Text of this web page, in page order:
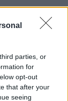
parties, or
for
opt-out
that after your
seeing
του
Glow